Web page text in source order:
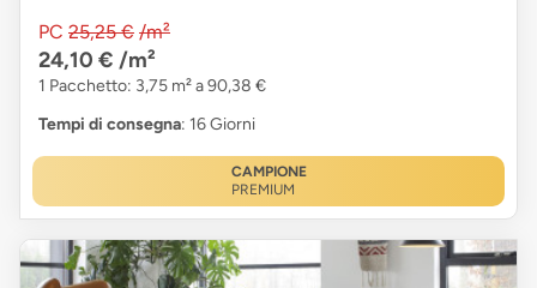
PC 25,25 € /m²
24,10 € /m²
1 Pacchetto: 3,75 m² a 90,38 €
Tempi di consegna: 16 Giorni
CAMPIONE
PREMIUM